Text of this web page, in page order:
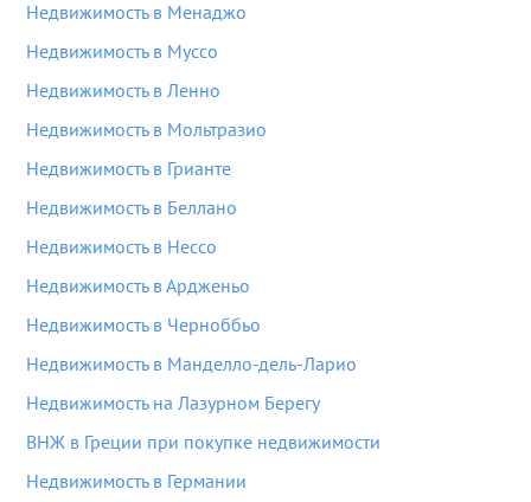
Недвижимость в Менаджо
Недвижимость в Муссо
Недвижимость в Ленно
Недвижимость в Мольтразио
Недвижимость в Грианте
Недвижимость в Беллано
Недвижимость в Нессо
Недвижимость в Ардженьо
Недвижимость в Черноббьо
Недвижимость в Манделло-дель-Ларио
Недвижимость на Лазурном Берегу
ВНЖ в Греции при покупке недвижимости
Недвижимость в Германии